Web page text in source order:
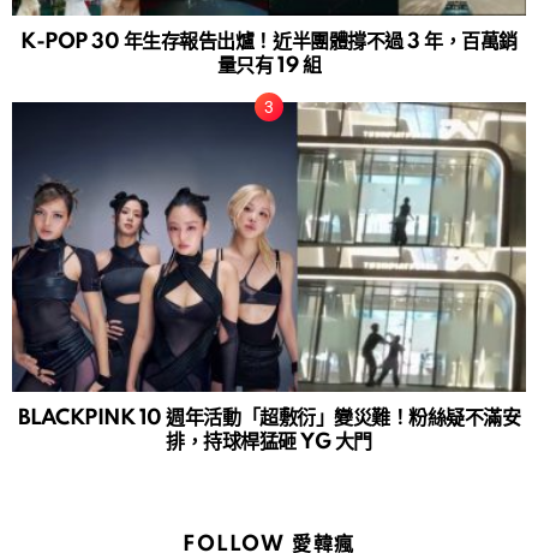
K-POP 30 年生存報告出爐！近半團體撐不過 3 年，百萬銷
量只有 19 組
BLACKPINK 10 週年活動「超敷衍」變災難！粉絲疑不滿安
排，持球桿猛砸 YG 大門
FOLLOW 愛韓瘋